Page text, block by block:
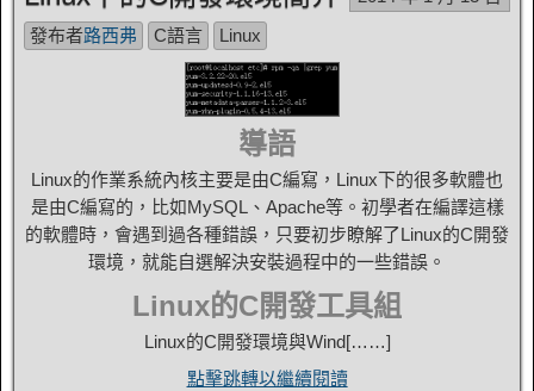
發布者路西弗 C語言 Linux
導語
Linux的作業系統內核主要是由C編寫，Linux下的很多軟體也
是由C編寫的，比如MySQL、Apache等。初學者在編譯這樣
的軟體時，會遇到過各種錯誤，只要初步瞭解了Linux的C開發
環境，就能自選解決安裝過程中的一些錯誤。
Linux的C開發工具組
Linux的C開發環境與Wind[……]
點擊跳轉以繼續閱讀